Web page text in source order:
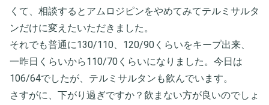
くて、相談するとアムロジピンをやめてみてテルミサルタ
ンだけに変えたいただきました。
それでも普通に130/110、120/90くらいをキープ出来、
一昨日くらいから110/70くらいになりました。今日は
106/64でしたが、テルミサルタンも飲んでいます。
さすがに、下がり過ぎですか？飲まない方が良いのでしょ